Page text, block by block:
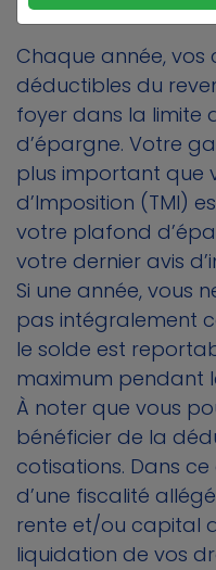
Chaque année, vos
déductibles du
foyer dans la limite
d’épargne. Votre
plus important que
d’Imposition (TMI)
votre plafond
votre dernier avis
Si une année, vous
pas intégralement
le solde est
maximum pendant
À noter que vous
bénéficier de la
cotisations. Dans
d’une fiscalité
rente et/ou capital
liquidation de vos